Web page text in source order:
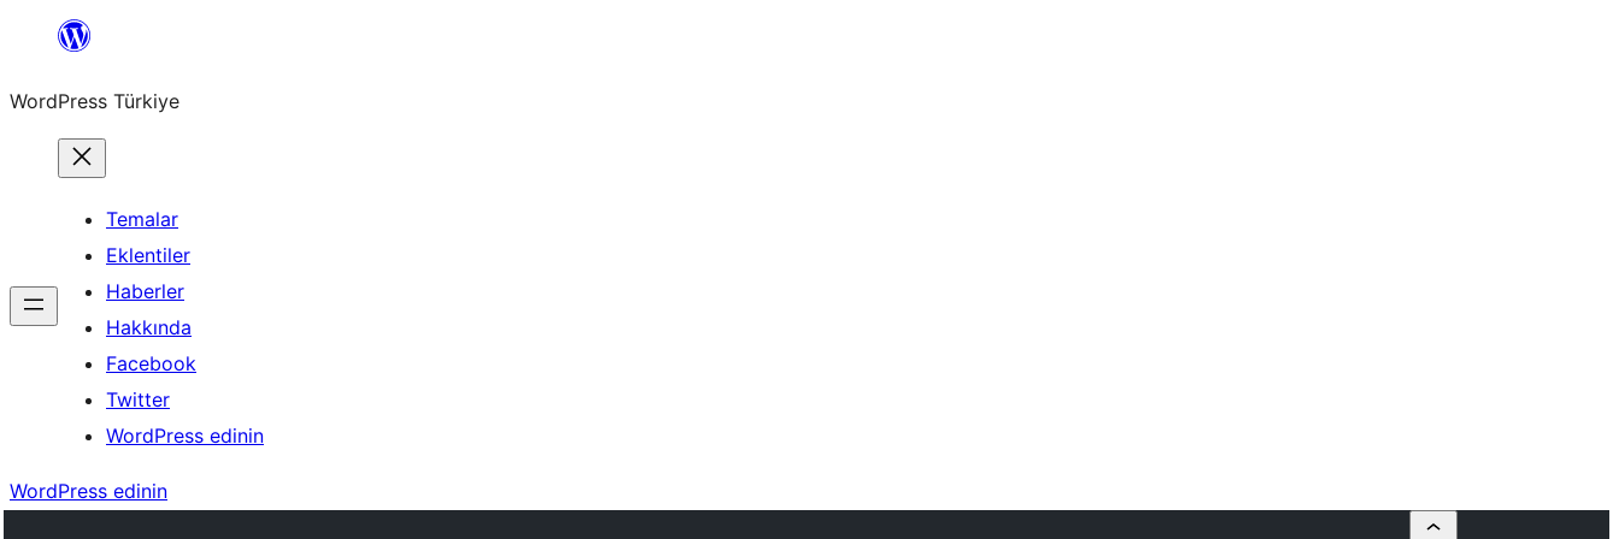
İçeriğe
WordPress Türkiye
Temalar
Eklentiler
Haberler
Hakkında
Facebook
Twitter
WordPress edinin
WordPress edinin